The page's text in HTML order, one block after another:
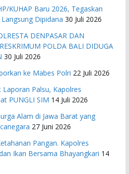
KUHAP Baru 2026, Tegaskan
Dipidana 30 Juli 2026
DENPASAR DAN
POLDA BALI DIDUGA
30 Juli 2026
ke Mabes Polri 22 Juli 2026
Palsu, Kapolres
PUNGLI SIM 14 Juli 2026
Alam di Jawa Barat yang
27 Juni 2026
Pangan. Kapolres
Ikan Bersama Bhayangkari 14